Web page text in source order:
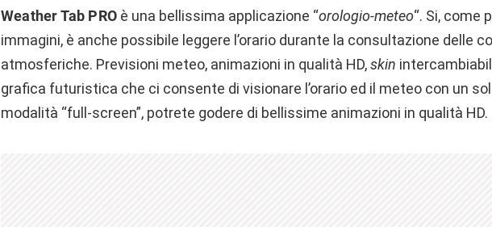
Weather Tab PRO è una bellissima applicazione “orologio-meteo“. Si, come
immagini, è anche possibile leggere l’orario durante la consultazione delle
atmosferiche. Previsioni meteo, animazioni in qualità HD,skin
grafica futuristica che ci consente di visionare l’orario ed il meteo con un
modalità “full-screen”, potrete godere di bellissime animazioni in qualità HD.